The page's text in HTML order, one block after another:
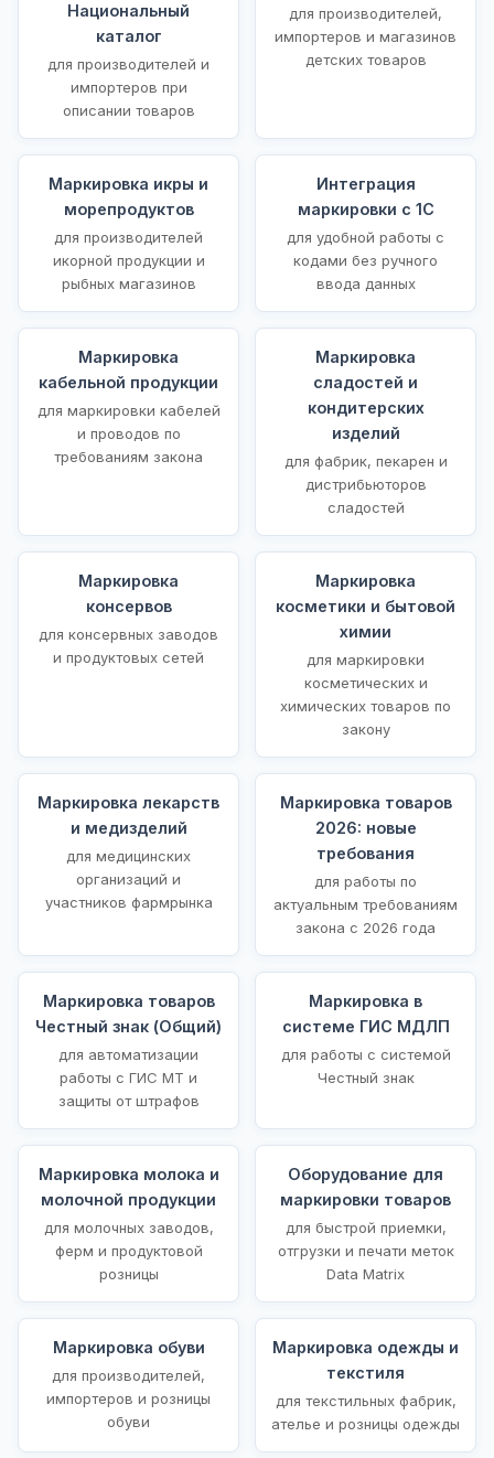
Национальный
каталог
для производителей и
импортеров при
описании товаров
для производителей,
импортеров и магазинов
детских товаров
Маркировка икры и
морепродуктов
для производителей
икорной продукции и
рыбных магазинов
Интеграция
маркировки с 1С
для удобной работы с
кодами без ручного
ввода данных
Маркировка
кабельной продукции
для маркировки кабелей
и проводов по
требованиям закона
Маркировка
сладостей и
кондитерских
изделий
для фабрик, пекарен и
дистрибьюторов
сладостей
Маркировка
консервов
для консервных заводов
и продуктовых сетей
Маркировка
косметики и бытовой
химии
для маркировки
косметических и
химических товаров по
закону
Маркировка лекарств
и медизделий
для медицинских
организаций и
участников фармрынка
Маркировка товаров
2026: новые
требования
для работы по
актуальным требованиям
закона с 2026 года
Маркировка товаров
Честный знак (Общий)
для автоматизации
работы с ГИС МТ и
защиты от штрафов
Маркировка в
системе ГИС МДЛП
для работы с системой
Честный знак
Маркировка молока и
молочной продукции
для молочных заводов,
ферм и продуктовой
розницы
Оборудование для
маркировки товаров
для быстрой приемки,
отгрузки и печати меток
Data Matrix
Маркировка обуви
для производителей,
импортеров и розницы
обуви
Маркировка одежды и
текстиля
для текстильных фабрик,
ателье и розницы одежды